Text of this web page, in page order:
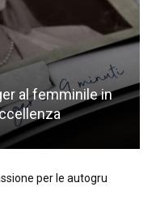
al femminile in
per le autogru